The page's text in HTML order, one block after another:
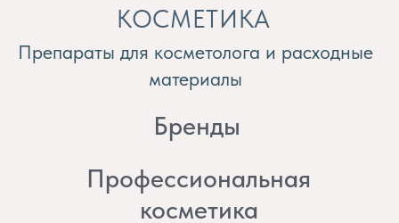
Профессиональная
Препараты косметолога
Доставка